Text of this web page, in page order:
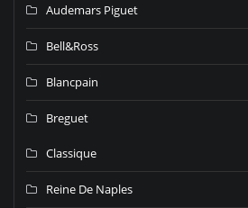
Audemars Piguet
Bell&Ross
Blancpain
Breguet
Classique
Reine De Naples